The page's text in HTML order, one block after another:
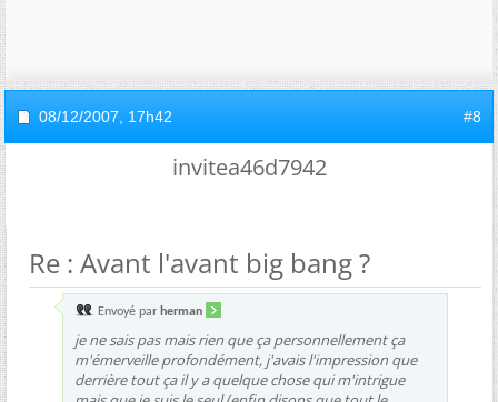
08/12/2007, 17h42 #8
invitea46d7942
Re : Avant l'avant big bang ?
Envoyé par herman
je ne sais pas mais rien que ça personnellement ça
m'émerveille profondément, j'avais l'impression que
derrière tout ça il y a quelque chose qui m'intrigue